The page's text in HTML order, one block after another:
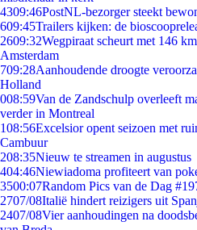
4309:46PostNL-bezorger steekt
609:45Trailers kijken: de
2609:32Wegpiraat scheurt met 146
Amsterdam
709:28Aanhoudende droogte
Holland
008:59Van de Zandschulp overleeft
verder in Montreal
108:56Excelsior opent seizoen met
Cambuur
208:35Nieuw te streamen in augustus
404:46Niewiadoma profiteert van
3500:07Random Pics van de Dag
2707/08Italië hindert reizigers uit
2407/08Vier aanhoudingen na